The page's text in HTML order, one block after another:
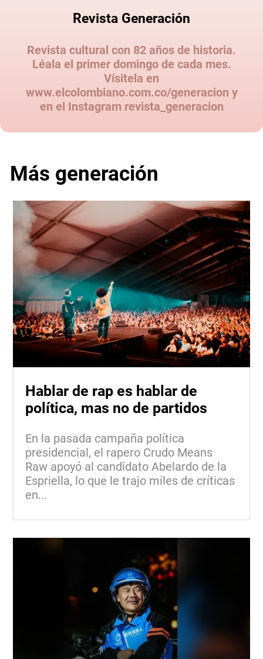
Revista Generación
Revista cultural con 82 años de historia.
Léala el primer domingo de cada mes.
Vísitela en
www.elcolombiano.com.co/generacion y
en el Instagram revista_generacion
Más generación
Hablar de rap es hablar de
política, mas no de partidos
En la pasada campaña política
presidencial, el rapero Crudo Means
Raw apoyó al candidato Abelardo de la
Espriella, lo que le trajo miles de críticas
en...